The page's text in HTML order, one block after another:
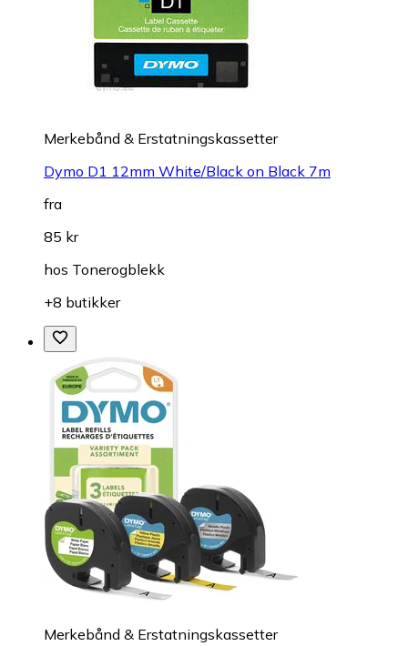
Merkebånd & Erstatningskassetter
Dymo D1 12mm White/Black on Black 7m
fra
85 kr
hos Tonerogblekk
+8 butikker
Merkebånd & Erstatningskassetter